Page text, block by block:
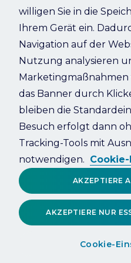
willigen Sie in die
Ihrem Gerät ein.
Navigation auf der
Nutzung analysieren
Marketingmaßnahmen
das Banner durch
bleiben die
Besuch erfolgt dann
Tracking-Tools mit
notwendigen.
Cookie-
AKZEPTIERE NUR
AKZEPTIERE